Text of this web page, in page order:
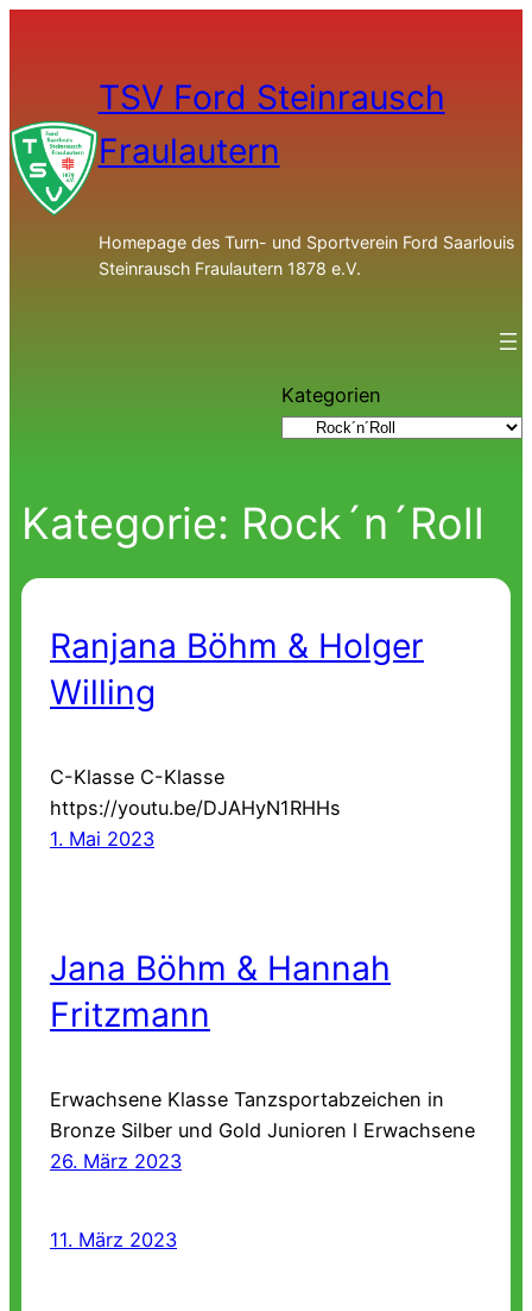
TSV Ford Steinrausch
Fraulautern
Homepage des Turn- und Sportverein Ford Saarlouis
Steinrausch Fraulautern 1878 e.V.
Kategorien
Kategorie: Rock´n´Roll
Ranjana Böhm & Holger
Willing
C-Klasse C-Klasse
https://youtu.be/DJAHyN1RHHs
1. Mai 2023
Jana Böhm & Hannah
Fritzmann
Erwachsene Klasse Tanzsportabzeichen in
Bronze Silber und Gold Junioren l Erwachsene
26. März 2023
11. März 2023